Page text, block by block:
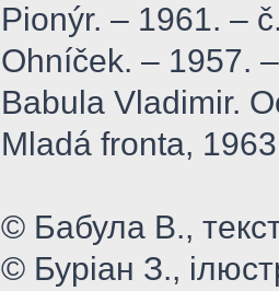
Pionýr. – 1961. –
Ohníček. – 1957.
Babula Vladimir.
Mladá fronta, 1963
© Бабула В.,
© Буріан З.,